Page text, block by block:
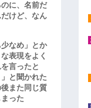
に、名前だ
けど、なん
少なめ」とか
表現をよく
言ったと
と聞かれた
また同じ質
った